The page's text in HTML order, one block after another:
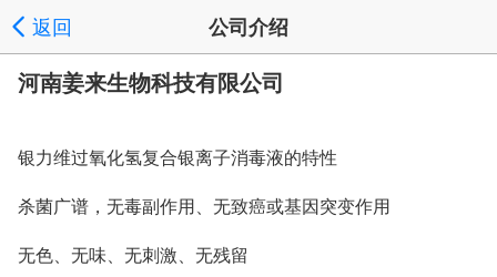
返回 公司介绍
河南姜来生物科技有限公司
银力维过氧化氢复合银离子消毒液的特性
杀菌广谱，无毒副作用、无致癌或基因突变作用
无色、无味、无刺激、无残留